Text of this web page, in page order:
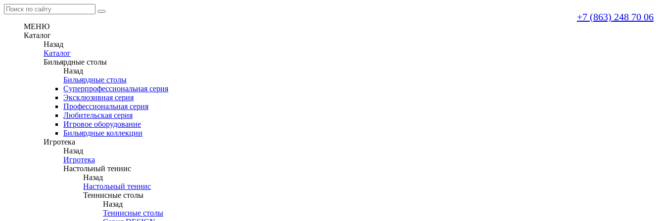
+7 (863) 248 70 06
МЕНЮ
Каталог
Назад
Каталог
Бильярдные столы
Назад
Бильярдные столы
Суперпрофессиональная серия
Эксклюзивная серия
Профессиональная серия
Любительская серия
Игровое оборудование
Бильярдные коллекции
Игротека
Назад
Игротека
Настольный теннис
Назад
Настольный теннис
Теннисные столы
Назад
Теннисные столы